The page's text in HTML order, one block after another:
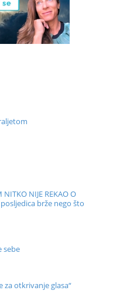
NIJE REKAO O
brže nego što
sebe
za otkrivanje glasa“